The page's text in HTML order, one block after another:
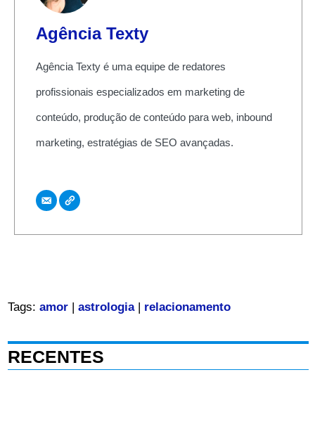
Agência Texty
Agência Texty é uma equipe de redatores
profissionais especializados em marketing de
conteúdo, produção de conteúdo para web, inbound
marketing, estratégias de SEO avançadas.
Tags: amor| astrologia| relacionamento
RECENTES